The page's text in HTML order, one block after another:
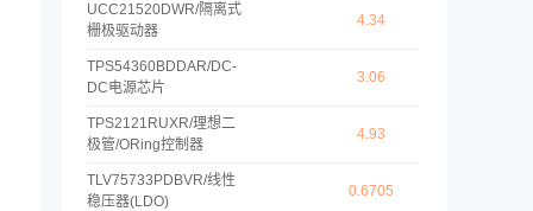
UCC21520DWR/隔离式
栅极驱动器
4.34
TPS54360BDDAR/DC-
DC电源芯片
3.06
TPS2121RUXR/理想二
极管/ORing控制器
4.93
TLV75733PDBVR/线性
稳压器(LDO)
0.6705